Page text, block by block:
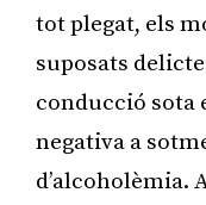
tot plegat, els
suposats
conducció sota
negativa a
d’alcoholèmia.